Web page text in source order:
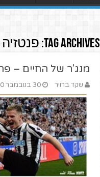
Tag Archives:
מנג'ר של החיים – פרק 3 – איך משלבים אירופה
שקד ברויר 30 בנובמבר 2020